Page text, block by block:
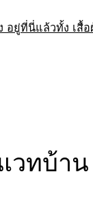
อยู่ที่นี่แล้วทั้ง เสื้อ
วทบ้าน